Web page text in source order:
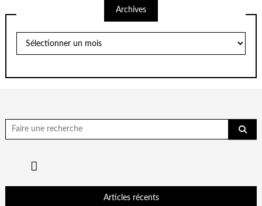
Archives
Chercher
pour:
Articles récents